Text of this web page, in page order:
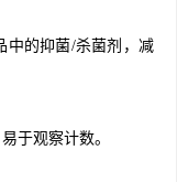
中的抑菌/杀菌剂，减
于观察计数。